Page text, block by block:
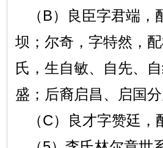
（B）良臣字君端，
坝；尔奇，字特然，
氏，生自敏、自先、
盛；后裔启昌、启国
（C）良才字赞廷，